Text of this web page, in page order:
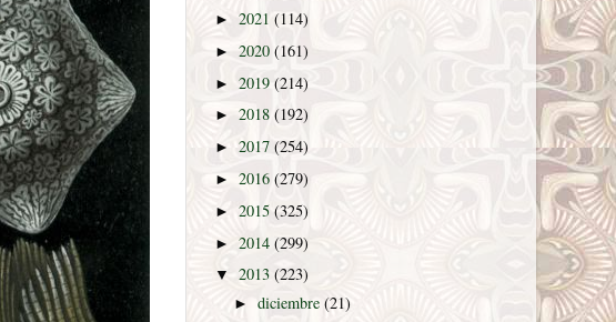
► 2021 (114)
► 2020 (161)
► 2019 (214)
► 2018 (192)
► 2017 (254)
► 2016 (279)
► 2015 (325)
► 2014 (299)
▼ 2013 (223)
►diciembre(21)